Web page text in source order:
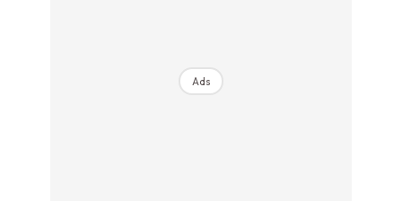
Ads